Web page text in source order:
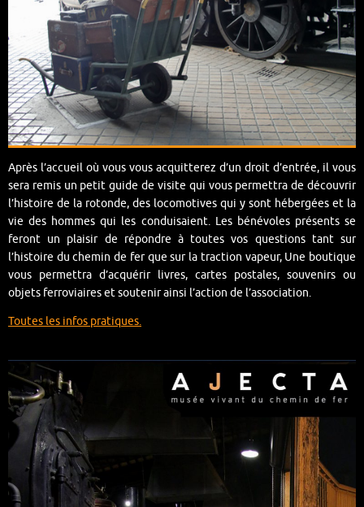
Après l’accueil où vous vous acquitterez d’un droit d’entrée, il vous
sera remis un petit guide de visite qui vous permettra de découvrir
l’histoire de la rotonde, des locomotives qui y sont hébergées et la
vie des hommes qui les conduisaient. Les bénévoles présents se
feront un plaisir de répondre à toutes vos questions tant sur
l’histoire du chemin de fer que sur la traction vapeur, Une boutique
vous permettra d’acquérir livres, cartes postales, souvenirs ou
objets ferroviaires et soutenir ainsi l’action de l’association.
Toutes les infos pratiques.